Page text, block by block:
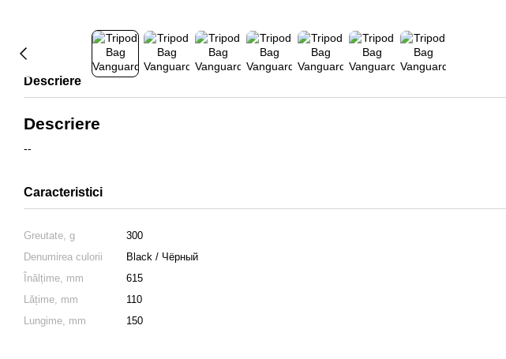
Descriere
Descriere
--
Caracteristici
Greutate, g
300
Denumirea culorii
Black / Чёрный
Înălțime, mm
615
Lățime, mm
110
Lungime, mm
150